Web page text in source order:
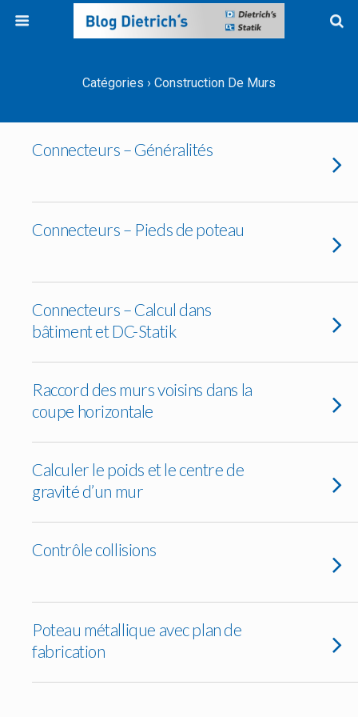
Catégories › Construction De Murs
Connecteurs – Généralités
Connecteurs – Pieds de poteau
Connecteurs – Calcul dans
bâtiment et DC-Statik
Raccord des murs voisins dans la
coupe horizontale
Calculer le poids et le centre de
gravité d’un mur
Contrôle collisions
Poteau métallique avec plan de
fabrication